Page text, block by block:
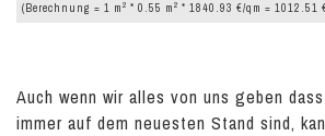
(Berechnung = 1 m 2 * 0.55 m 2 * 1840.93 €/qm = 1012.51
Auch wenn wir alles von uns geben
immer auf dem neuesten Stand sind,